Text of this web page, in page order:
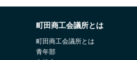
町田商工会議所とは
町田商工会議所とは
青年部